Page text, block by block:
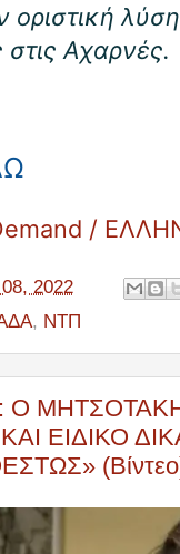
οριστική
στις
/
2022
, ΝΤΠ
Ο
ΕΙΔΙΚΟ